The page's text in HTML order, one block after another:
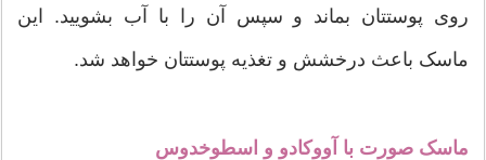
روی پوستتان بماند و سپس آن را با آب بشویید. این
ماسک باعث درخشش و تغذیه پوستتان خواهد شد.
ماسک صورت با آووکادو و اسطوخدوس